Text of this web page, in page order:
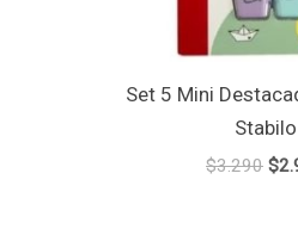
Set 5 Mini
Stabilo
$3.290 $